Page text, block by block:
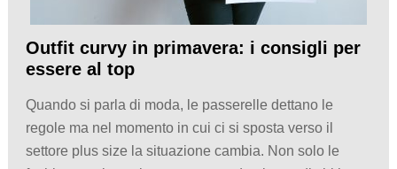
Outfit curvy in primavera: i consigli per
essere al top
Quando si parla di moda, le passerelle dettano le
regole ma nel momento in cui ci si sposta verso il
settore plus size la situazione cambia. Non solo le